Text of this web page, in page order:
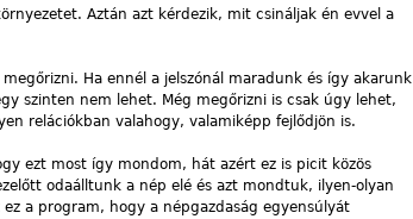
Aztán azt kérdezik, mit csináljak én evvel a
Ha ennél a jelszónál maradunk és így akarunk
szinten nem lehet. Még megőrizni is csak úgy lehet,
relációkban valahogy, valamiképp fejlődjön is.
ezt most így mondom, hát azért ez is picit közös
odaálltunk a nép elé és azt mondtuk, ilyen-olyan
a program, hogy a népgazdaság egyensúlyát